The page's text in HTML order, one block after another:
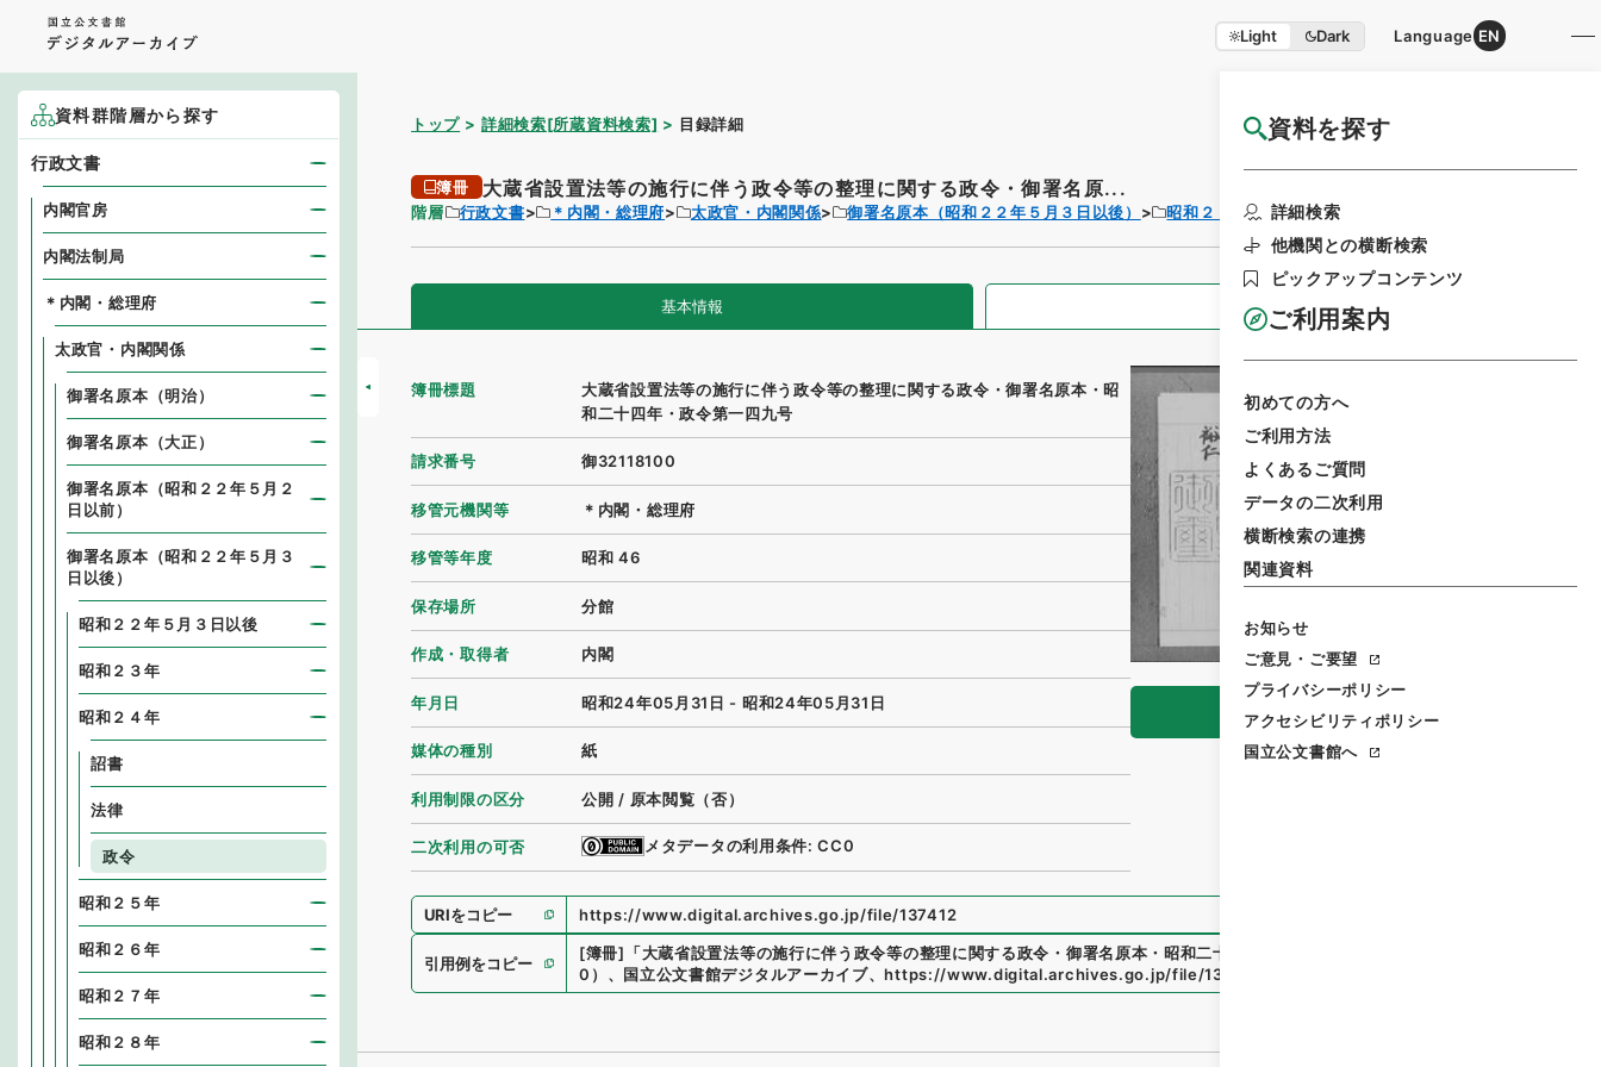
Light Dark Language EN
資料を探す
詳細検索
他機関との横断検索
ピックアップコンテンツ
ご利用案内
初めての方へ
ご利用方法
よくあるご質問
データの二次利用
横断検索の連携
関連資料
お知らせ
ご意見・ご要望
プライバシーポリシー
アクセシビリティポリシー
国立公文書館へ
トップ 詳細検索[所蔵資料検索] 目録詳細 国立公文書館HP利用案内
簿冊 大蔵省設置法等の施行に伴う政令等の整理に関する政令・御署名原...
階層 行政文書 ＊内閣・総理府 太政官・内閣関係 御署名原本（昭和２２年５月３日以後） 昭和２４年 政令
基本情報 全ての情報
閲覧
簿冊標題
大蔵省設置法等の施行に伴う政令等の整理に関する政令・御署名原本・昭
和二十四年・政令第一四九号
請求番号 御32118100
移管元機関等 ＊内閣・総理府
移管等年度 昭和 46
保存場所 分館
作成・取得者 内閣
年月日 昭和24年05月31日 - 昭和24年05月31日
媒体の種別 紙
利用制限の区分 公開 / 原本閲覧（否）
二次利用の可否 メタデータの利用条件: CC0
URIをコピー https://www.digital.archives.go.jp/file/137412
引用例をコピー
[簿冊] 「大蔵省設置法等の施行に伴う政令等の整理に関する政令・御署名原本・昭和二十四年・政令第一四九号
0 ） 、 国立公文書館デジタルアーカイブ、https://www.digital.archives.go.jp/file/137412
資料群階層から探す
行政文書
内閣官房
内閣法制局
＊内閣・総理府
太政官・内閣関係
御署名原本（明治）
御署名原本（大正）
御署名原本（昭和２２年５月２
日以前）
御署名原本（昭和２２年５月３
日以後）
昭和２２年５月３日以後
昭和２３年
昭和２４年
詔書
法律
政令
昭和２５年
昭和２６年
昭和２７年
昭和２８年